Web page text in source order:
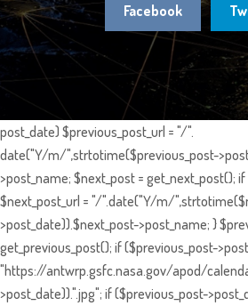
Facebook
post_date) $previous_post_url = "/".
date("Y/m/",strtotime($previous_post-
>post_name; $next_post = get_next_post();
$next_post_url = "/".date("Y/m/
>post_date)).$next_post->post_name; }
get_previous_post(); if ($previous_post-
"https://antwrp.gsfc.nasa.gov/apod/
>post_date)).".jpg"; if ($previous_post-